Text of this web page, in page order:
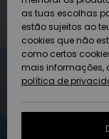
AJUDA
SUSTAINABILITY
as tuas escolhas
estão sujeitos ao
cookies que não
como certos
mais informações,
política de